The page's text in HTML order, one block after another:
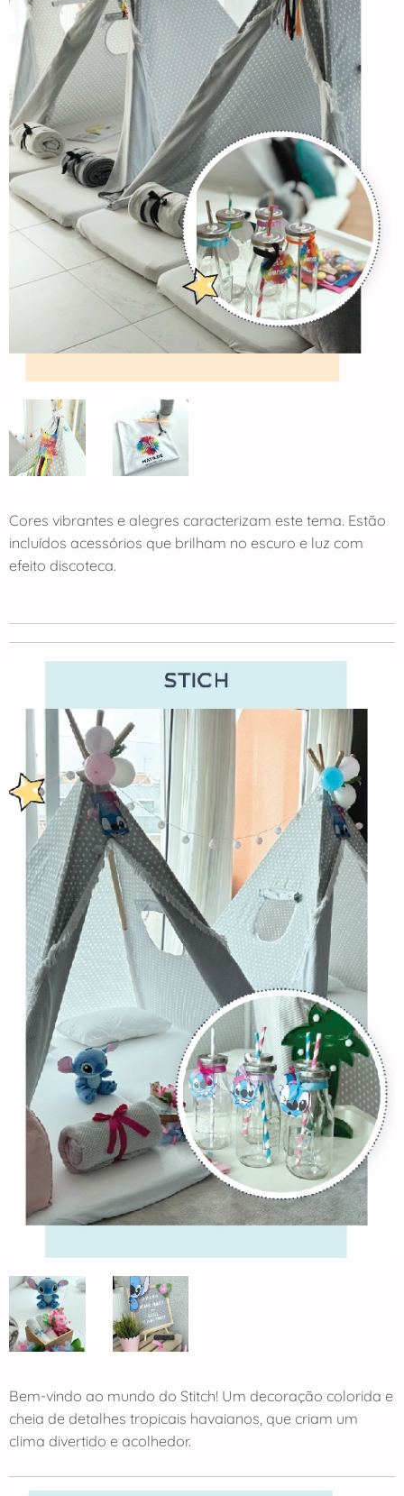
Cores vibrantes e alegres caracterizam este tema. Estão
incluídos acessórios que brilham no escuro e luz com
efeito discoteca.
Bem-vindo ao mundo do Stitch! Um decoração colorida e
cheia de detalhes tropicais havaianos, que criam um
clima divertido e acolhedor.